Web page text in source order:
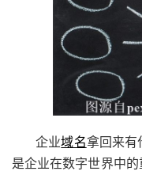
企业域名拿回来有
是企业在数字世界中